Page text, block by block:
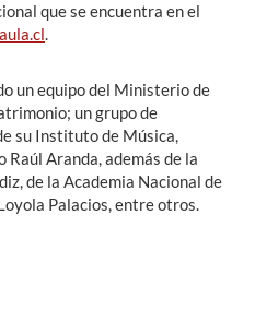
que se encuentra en el
.
un equipo del Ministerio de
un grupo de
su Instituto de Música,
Raúl Aranda, además de la
de la Academia Nacional de
Palacios, entre otros.